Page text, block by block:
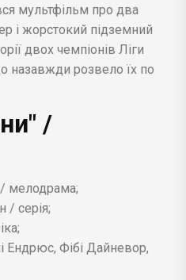
мультфільм про два
і жорстокий підземний
двох чемпіонів Ліги
назавжди розвело їх по
/
мелодрама;
/ серія;
Ендрюс, Фібі Дайневор,